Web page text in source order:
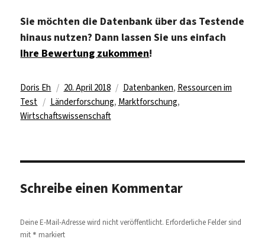
Sie möchten die Datenbank über das Testende
hinaus nutzen? Dann lassen Sie uns einfach
Ihre Bewertung zukommen!
Autor
Doris Eh
Veröffentlicht
am
20. April 2018 Kategorien
Datenbanken, Ressourcen im
Test
Schlagwörter
Länderforschung, Marktforschung,
Wirtschaftswissenschaft
Schreibe einen Kommentar
Deine E-Mail-Adresse wird nicht veröffentlicht. Erforderliche Felder sind
mit * markiert